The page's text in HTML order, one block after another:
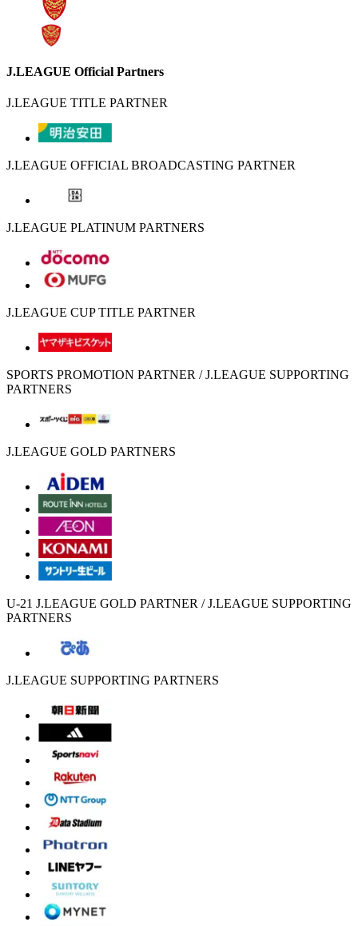
J.LEAGUE Official Partners
J.LEAGUE TITLE PARTNER
J.LEAGUE OFFICIAL BROADCASTING PARTNER
J.LEAGUE PLATINUM PARTNERS
J.LEAGUE CUP TITLE PARTNER
SPORTS PROMOTION PARTNER / J.LEAGUE SUPPORTING
PARTNERS
J.LEAGUE GOLD PARTNERS
U-21 J.LEAGUE GOLD PARTNER / J.LEAGUE SUPPORTING
PARTNERS
J.LEAGUE SUPPORTING PARTNERS